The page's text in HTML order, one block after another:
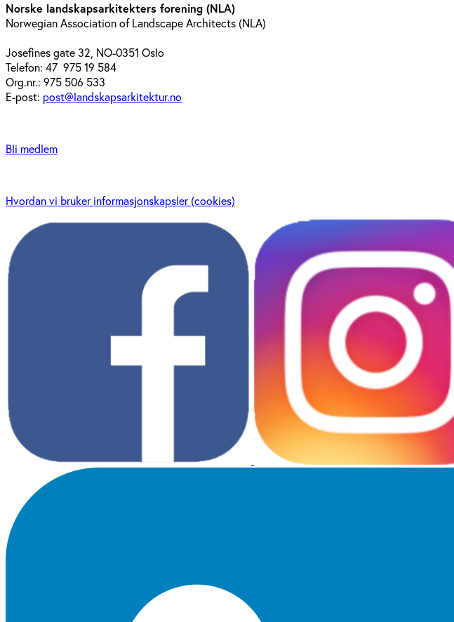
Norske landskapsarkitekters forening (NLA)
Norwegian Association of Landscape Architects (NLA)
Josefines gate 32, NO-0351 Oslo
Telefon: 47 975 19 584
Org.nr.: 975 506 533
E-post: post@landskapsarkitektur.no
Bli medlem
Hvordan vi bruker informasjonskapsler (cookies)